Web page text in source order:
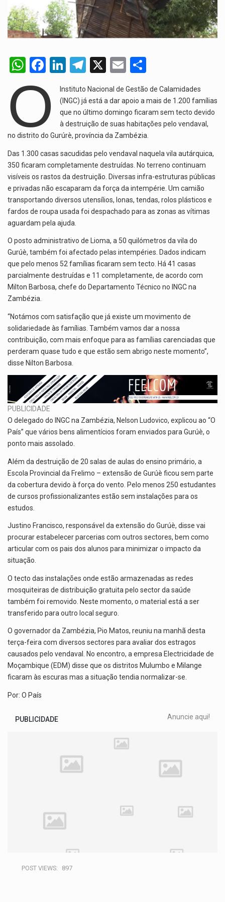
W
h
at
A
p
p
F
ce
b
o
k
Li
n
ke
dI
n
T
el
e
gr
a
X
E
m
ail
h
ar
e
O
Instituto Nacional de Gestão de Calamidades
(INGC) já está a dar apoio a mais de 1.200 famílias
que no último domingo ficaram sem tecto devido
à destruição de suas habitações pelo vendaval,
no distrito do Gurúrè, província da Zambézia.
Das 1.300 casas sacudidas pelo vendaval naquela vila autárquica,
350 ficaram completamente destruídas. No terreno continuam
visíveis os rastos da destruição. Diversas infra-estruturas públicas
e privadas não escaparam da força da intempérie. Um camião
transportando diversos utensílios, lonas, tendas, rolos plásticos e
fardos de roupa usada foi despachado para as zonas as vítimas
aguardam pela ajuda.
O posto administrativo de Lioma, a 50 quilómetros da vila do
Gurúè, também foi afectado pelas intempéries. Dados indicam
que pelo menos 52 famílias ficaram sem tecto. Há 41 casas
parcialmente destruídas e 11 completamente, de acordo com
Milton Barbosa, chefe do Departamento Técnico no INGC na
Zambézia.
“Notámos com satisfação que já existe um movimento de
solidariedade às famílias. Também vamos dar a nossa
contribuição, com mais enfoque para as famílias carenciadas que
perderam quase tudo e que estão sem abrigo neste momento”,
disse Nilton Barbosa.
PUBLICIDADE
O delegado do INGC na Zambézia, Nelson Ludovico, explicou ao “O
País” que vários bens alimentícios foram enviados para Gurúè, o
ponto mais assolado.
Além da destruição de 20 salas de aulas do ensino primário, a
Escola Provincial da Frelimo – extensão de Gurúè ficou sem parte
da cobertura devido à força do vento. Pelo menos 250 estudantes
de cursos profissionalizantes estão sem instalações para os
estudos.
Justino Francisco, responsável da extensão do Gurúè, disse vai
procurar estabelecer parcerias com outros sectores, bem como
articular com os pais dos alunos para minimizar o impacto da
situação.
O tecto das instalações onde estão armazenadas as redes
mosquiteiras de distribuição gratuita pelo sector da saúde
também foi removido. Neste momento, o material está a ser
transferido para outro local seguro.
O governador da Zambézia, Pio Matos, reuniu na manhã desta
terça-feira com diversos sectores para avaliar dos estragos
causados pelo vendaval. No encontro, a empresa Electricidade de
Moçambique (EDM) disse que os distritos Mulumbo e Milange
ficaram às escuras mas a situação tendia normalizar-se.
Por: O País
PUBLICIDADE Anuncie aqui!
POST VIEWS: 897